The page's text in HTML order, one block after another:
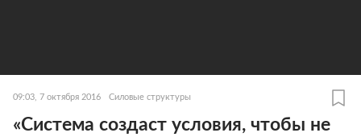
09:03, 7 октября 2016 Силовые структуры
«Система создаст условия, чтобы не